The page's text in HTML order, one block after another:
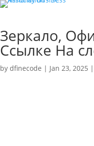
Зеркало,
Ссылке На
bydfinecode | Jan 23, 2025 |